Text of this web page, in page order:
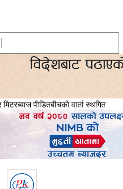
पीडितबीचको वार्ता स्थगित